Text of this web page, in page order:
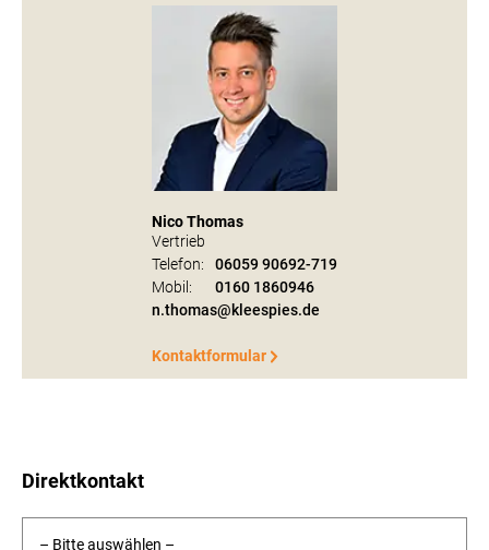
Nico Thomas
Vertrieb
Telefon:
06059 90692-719
Mobil:
0160 1860946
n.thomas@kleespies.de
Kontaktformular
Direktkontakt